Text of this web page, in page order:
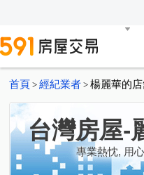
首頁 > 經紀業者 > 楊麗華的
台灣房屋-
專業熱忱, 用